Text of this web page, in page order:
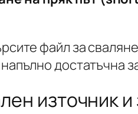
файл за
достатъчна
източник